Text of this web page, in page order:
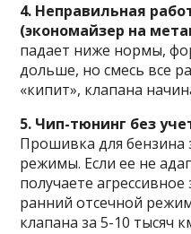
4. Неправильная
(экономайзер на
падает ниже нормы,
дольше, но смесь все
«кипит», клапана
5. Чип-тюнинг без
Прошивка для бензина
режимы. Если ее не
получаете
ранний отсечной
клапана за 5-10 тысяч